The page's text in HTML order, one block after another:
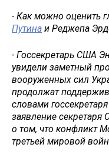
- Как можно оценить
Путина и Реджепа
- Госсекретарь США
увидели заметный
вооруженных сил
продолжат
словами
заявление
о том, что конфликт
третьей мировой